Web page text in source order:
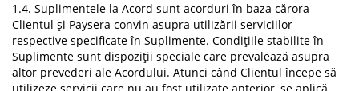
1.4. Suplimentele la Acord sunt acorduri în baza cărora
Clientul și Paysera convin asupra utilizării serviciilor
respective specificate în Suplimente. Condițiile stabilite în
Suplimente sunt dispoziții speciale care prevalează asupra
altor prevederi ale Acordului. Atunci când Clientul începe să